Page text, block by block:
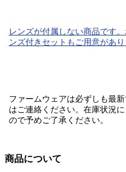
レンズが付属しない商品です
ンズ付きセットもご用意があ
ファームウェアは必ずしも最
はご連絡ください。在庫状況
ので予めご了承ください。
商品について